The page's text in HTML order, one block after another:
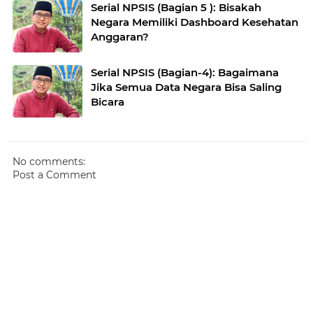
Serial NPSIS (Bagian 5 ): Bisakah
Negara Memiliki Dashboard Kesehatan
Anggaran?
Serial NPSIS (Bagian-4): Bagaimana
Jika Semua Data Negara Bisa Saling
Bicara
No comments:
Post a Comment